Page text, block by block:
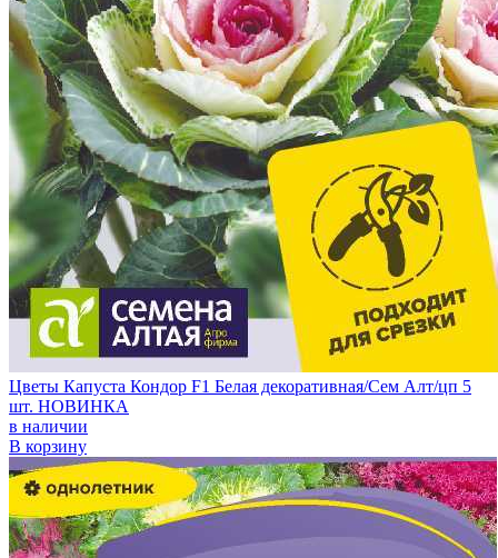
Цветы Капуста Кондор F1 Белая декоративная/Сем Алт/цп 5
шт. НОВИНКА
в наличии
В корзину